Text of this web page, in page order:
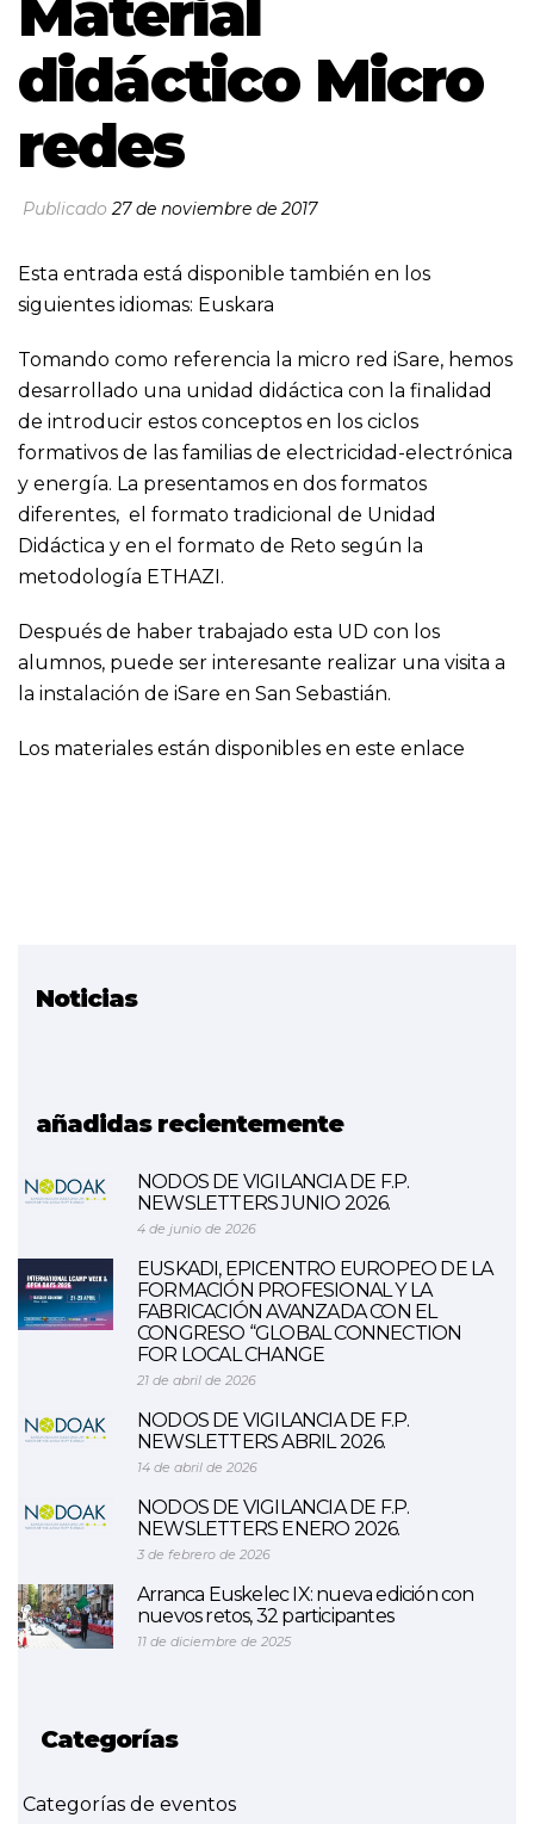
Material
didáctico Micro
redes
Publicado27 de noviembre de 2017
Esta entrada está disponible también en los
siguientes idiomas: Euskara
Tomando como referencia la micro red iSare, hemos
desarrollado una unidad didáctica con la finalidad
de introducir estos conceptos en los ciclos
formativos de las familias de electricidad-electrónica
y energía. La presentamos en dos formatos
diferentes, el formato tradicional de Unidad
Didáctica y en el formato de Reto según la
metodología ETHAZI.
Después de haber trabajado esta UD con los
alumnos, puede ser interesante realizar una visita a
la instalación de iSare en San Sebastián.
Los materiales están disponibles en este enlace
Noticias
añadidas recientemente
NODOS DE VIGILANCIA DE F.P.
NEWSLETTERS JUNIO 2026.
4 de junio de 2026
EUSKADI, EPICENTRO EUROPEO DE LA
FORMACIÓN PROFESIONAL Y LA
FABRICACIÓN AVANZADA CON EL
CONGRESO “GLOBAL CONNECTION
FOR LOCAL CHANGE
21 de abril de 2026
NODOS DE VIGILANCIA DE F.P.
NEWSLETTERS ABRIL 2026.
14 de abril de 2026
NODOS DE VIGILANCIA DE F.P.
NEWSLETTERS ENERO 2026.
3 de febrero de 2026
Arranca Euskelec IX: nueva edición con
nuevos retos, 32 participantes
11 de diciembre de 2025
Categorías
Categorías de eventos